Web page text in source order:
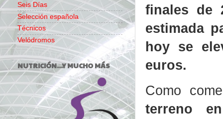
finales de
estimada
hoy se
euros.
Como
terreno
Seis Días
Selección española
Técnicos
Velódromos
NUTRICIÓN...Y MUCHO MÁS